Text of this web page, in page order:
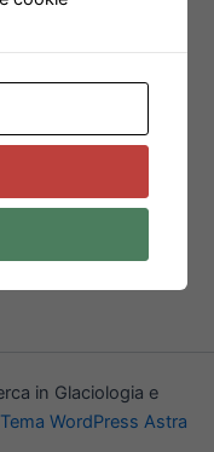
in Glaciologia e
Tema WordPress Astra